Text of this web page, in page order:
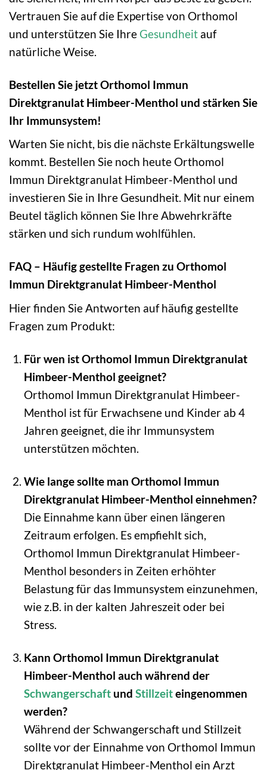
Vertrauen Sie auf die Expertise von Orthomol
und unterstützen Sie Ihre Gesundheit auf
natürliche Weise.
Bestellen Sie jetzt Orthomol Immun
Direktgranulat Himbeer-Menthol und stärken Sie
Ihr Immunsystem!
Warten Sie nicht, bis die nächste Erkältungswelle
kommt. Bestellen Sie noch heute Orthomol
Immun Direktgranulat Himbeer-Menthol und
investieren Sie in Ihre Gesundheit. Mit nur einem
Beutel täglich können Sie Ihre Abwehrkräfte
stärken und sich rundum wohlfühlen.
FAQ – Häufig gestellte Fragen zu Orthomol
Immun Direktgranulat Himbeer-Menthol
Hier finden Sie Antworten auf häufig gestellte
Fragen zum Produkt:
Für wen ist Orthomol Immun Direktgranulat
Himbeer-Menthol geeignet?
Orthomol Immun Direktgranulat Himbeer-
Menthol ist für Erwachsene und Kinder ab 4
Jahren geeignet, die ihr Immunsystem
unterstützen möchten.
Wie lange sollte man Orthomol Immun
Direktgranulat Himbeer-Menthol einnehmen?
Die Einnahme kann über einen längeren
Zeitraum erfolgen. Es empfiehlt sich,
Orthomol Immun Direktgranulat Himbeer-
Menthol besonders in Zeiten erhöhter
Belastung für das Immunsystem einzunehmen,
wie z.B. in der kalten Jahreszeit oder bei
Stress.
Kann Orthomol Immun Direktgranulat
Himbeer-Menthol auch während der
Schwangerschaftund Stillzeiteingenommen
werden?
Während der Schwangerschaft und Stillzeit
sollte vor der Einnahme von Orthomol Immun
Direktgranulat Himbeer-Menthol ein Arzt